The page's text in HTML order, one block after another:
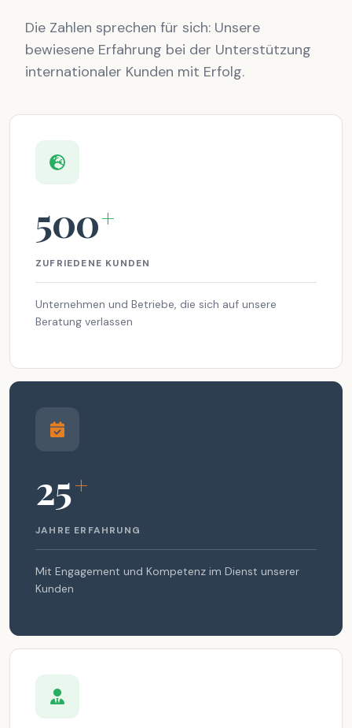
Die Zahlen sprechen für sich: Unsere
bewiesene Erfahrung bei der Unterstützung
internationaler Kunden mit Erfolg.
500+
ZUFRIEDENE KUNDEN
Unternehmen und Betriebe, die sich auf unsere
Beratung verlassen
25+
JAHRE ERFAHRUNG
Mit Engagement und Kompetenz im Dienst unserer
Kunden